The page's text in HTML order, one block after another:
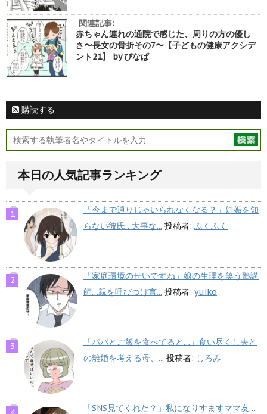
関連記事:
赤ちゃん連れの通院で感じた、周りの方の優し
さ〜長女の骨折その7〜【子どもの健康アクシデ
ント21】 by ぴなぱ
購読する
本日の人気記事ランキング
「今まで通りじゃいられなくなる？」妊娠を知
らない彼氏…大事な... 投稿者: ふくふく
「家庭環境のせいですね」娘の生理を笑う塾講
師…親を呼びつけ言... 投稿者: yuiko
「パパとご飯を食べてると…」食い尽くし夫と
の離婚を考える母、... 投稿者: しろみ
「SNS見てくれた？」私になりすますママ友…